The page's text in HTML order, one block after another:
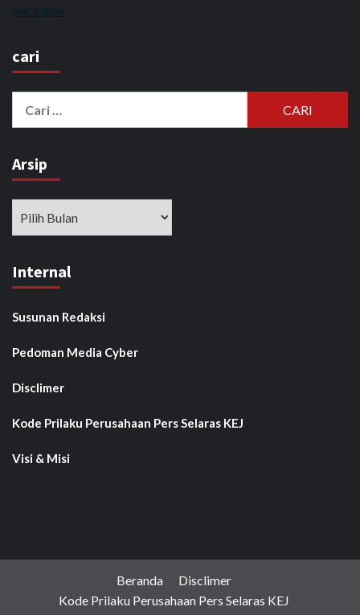
backlinks
cari
Arsip
Internal
Susunan Redaksi
Pedoman Media Cyber
Disclimer
Kode Prilaku Perusahaan Pers Selaras KEJ
Visi & Misi
Beranda
Disclimer
Kode Prilaku Perusahaan Pers Selaras KEJ